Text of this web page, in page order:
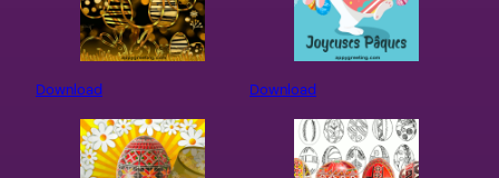
Download Download